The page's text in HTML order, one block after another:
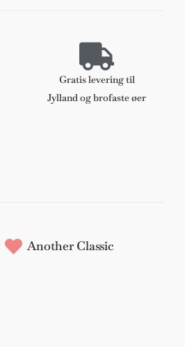
Gratis levering til
Jylland og brofaste øer
Another Classic